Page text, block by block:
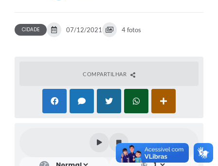
CIDADE 07/12/2021 4 fotos
COMPARTILHAR